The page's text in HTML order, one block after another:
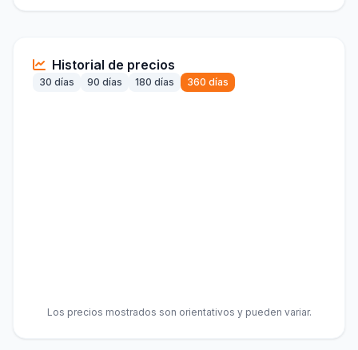
Historial de precios
30 días 90 días 180 días 360 días
Los precios mostrados son orientativos y pueden variar.